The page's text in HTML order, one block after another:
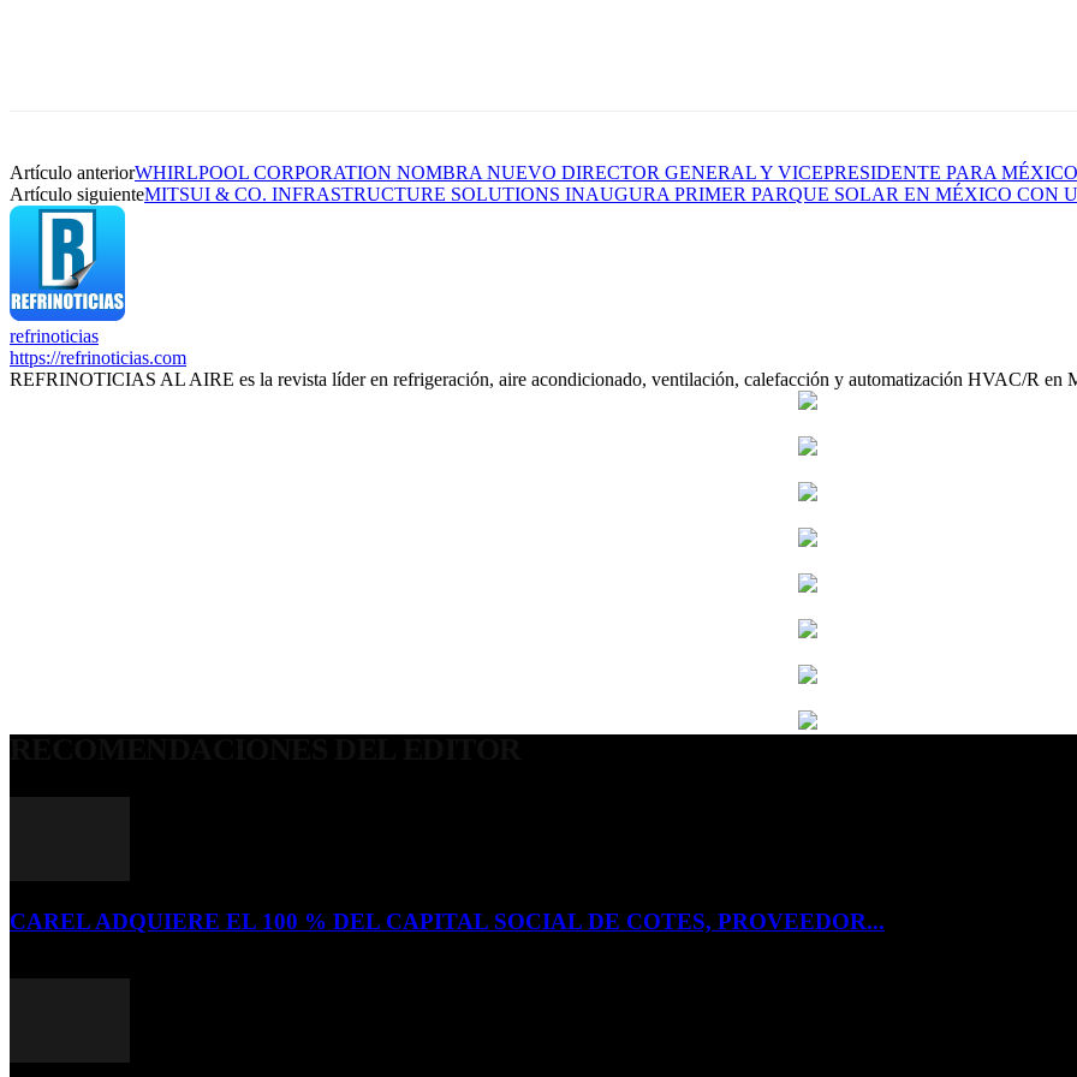
Artículo anteriorWHIRLPOOL CORPORATION NOMBRA NUEVO DIRECTOR GENERAL Y VICEPRESIDENTE PARA
Artículo siguienteMITSUI & CO. INFRASTRUCTURE SOLUTIONS INAUGURA PRIMER PARQUE SOLAR EN MÉXICO CON
refrinoticias
https://refrinoticias.com
REFRINOTICIAS AL AIRE es la revista líder en refrigeración, aire acondicionado, ventilación, calefacción y automatización HVAC/R en
CAREL ADQUIERE EL 100 % DEL CAPITAL SOCIAL DE COTES, PROVEEDOR...